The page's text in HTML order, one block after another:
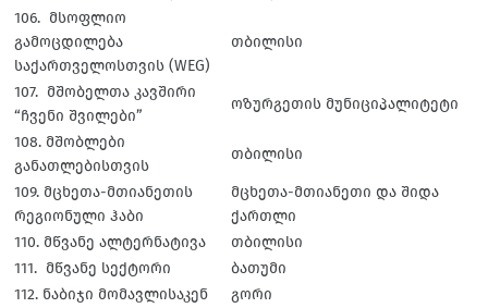
106. მსოფლიო
გამოცდილება
საქართველოსთვის (WEG)
თბილისი
107. მშობელთა კავშირი
“ჩვენი შვილები”
ოზურგეთის მუნიციპალიტეტი
108. მშობლები
განათლებისთვის
თბილისი
109. მცხეთა-მთიანეთის
რეგიონული ჰაბი
მცხეთა-მთიანეთი და შიდა
ქართლი
110. მწვანე ალტერნატივა
თბილისი
111. მწვანე სექტორი
ბათუმი
112. ნაბიჯი მომავლისაკენ
გორი